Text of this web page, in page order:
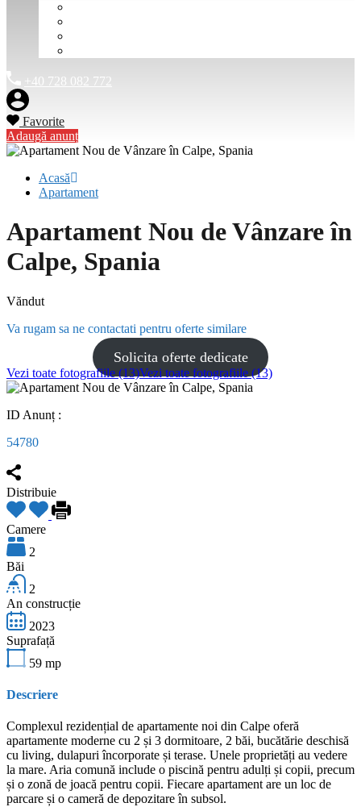
+40 728 082 772
Favorite
Adaugă anunț
Acasă
Apartament
Apartament Nou de Vânzare în
Calpe, Spania
Văndut
Va rugam sa ne contactati pentru oferte similare
Solicita oferte dedicate
Vezi toate fotografiile (13)Vezi toate fotografiile (13)
ID Anunț :
54780
Distribuie
Camere
2
Băi
2
An construcție
2023
Suprafață
59 mp
Descriere
Complexul rezidențial de apartamente noi din Calpe oferă
apartamente moderne cu 2 și 3 dormitoare, 2 băi, bucătărie deschisă
cu living, dulapuri încorporate și terase. Unele proprietăți au vedere
la mare. Aria comună include o piscină pentru adulți și copii, precum
și o zonă de joacă pentru copii. Fiecare apartament are un loc de
parcare și o cameră de depozitare în subsol.